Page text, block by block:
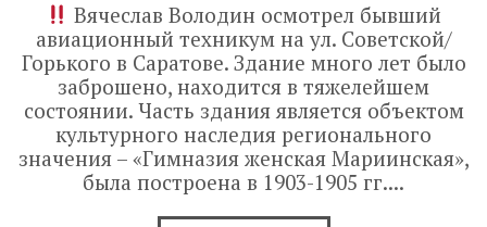
Вячеслав Володин осмотрел бывший
авиационный техникум на ул. Советской/
Горького в Саратове. Здание много лет было
заброшено, находится в тяжелейшем
состоянии. Часть здания является объектом
культурного наследия регионального
значения – «Гимназия женская Мариинская»,
была построена в 1903-1905 гг....
Володин: 31 августа
РАБОТЫ БУДУТ
ЗАВЕРШЕНЫ